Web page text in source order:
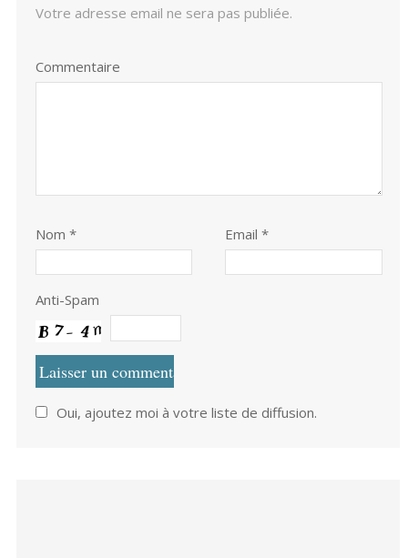
Votre adresse email ne sera pas publiée.
Commentaire
Nom * Email *
Anti-Spam
Oui, ajoutez moi à votre liste de diffusion.